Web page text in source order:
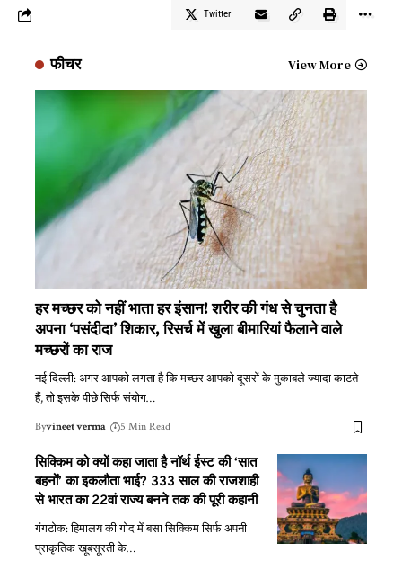
Twitter
फीचर View More
हर मच्छर को नहीं भाता हर इंसान! शरीर की गंध से चुनता है
अपना ‘पसंदीदा’ शिकार, रिसर्च में खुला बीमारियां फैलाने वाले
मच्छरों का राज
नई दिल्ली: अगर आपको लगता है कि मच्छर आपको दूसरों के मुकाबले ज्यादा काटते
हैं, तो इसके पीछे सिर्फ संयोग…
Byvineet verma 5 Min Read
सिक्किम को क्यों कहा जाता है नॉर्थ ईस्ट की ‘सात
बहनों’ का इकलौता भाई? 333 साल की राजशाही
से भारत का 22वां राज्य बनने तक की पूरी कहानी
गंगटोक: हिमालय की गोद में बसा सिक्किम सिर्फ अपनी
प्राकृतिक खूबसूरती के…